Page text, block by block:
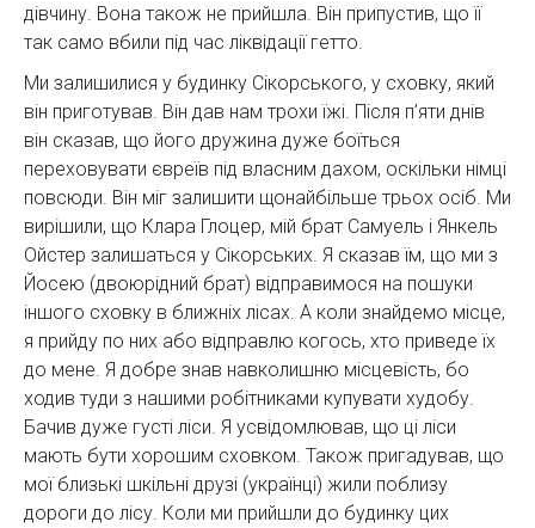
дівчину. Вона також не прийшла. Він припустив, що її
так само вбили під час ліквідації гетто.
Ми залишилися у будинку Сікорського, у сховку, який
він приготував. Він дав нам трохи їжі. Після п’яти днів
він сказав, що його дружина дуже боїться
переховувати євреїв під власним дахом, оскільки німці
повсюди. Він міг залишити щонайбільше трьох осіб. Ми
вирішили, що Клара Глоцер, мій брат Самуель і Янкель
Ойстер залишаться у Сікорських. Я сказав їм, що ми з
Йосею (двоюрідний брат) відправимося на пошуки
іншого сховку в ближніх лісах. А коли знайдемо місце,
я прийду по них або відправлю когось, хто приведе їх
до мене. Я добре знав навколишню місцевість, бо
ходив туди з нашими робітниками купувати худобу.
Бачив дуже густі ліси. Я усвідомлював, що ці ліси
мають бути хорошим сховком. Також пригадував, що
мої близькі шкільні друзі (українці) жили поблизу
дороги до лісу. Коли ми прийшли до будинку цих